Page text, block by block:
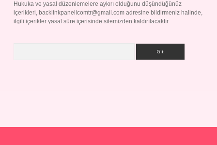
Hukuka ve yasal düzenlemelere aykırı olduğunu düşündüğünüz
içerikleri, backlinkpanelicomtr@gmail.com adresine bildirmeniz halinde,
ilgili içerikler yasal süre içerisinde sitemizden kaldırılacaktır.